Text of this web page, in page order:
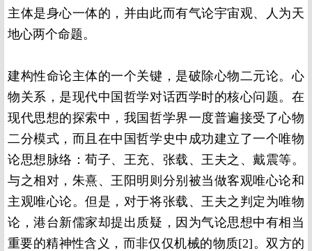
主体是身心一体的，并由此而有气论宇宙观、人为天
地心两个命题。
建构性命论主体的一个关键，是破除心物二元论。心
物关系，是现代中国哲学对话西学时的核心问题。在
现代思想的探索中，我国哲学界一度普遍接受了心物
二分模式，而且在中国哲学史中成功建立了一个唯物
论思想脉络：荀子、王充、张载、王夫之、戴震等。
与之相对，朱熹、王阳明则分别被当做客观唯心论和
主观唯心论。但是，对于将张载、王夫之判定为唯物
论，港台新儒家却提出质疑，因为气论思想中有相当
重要的精神性含义，而非仅仅机械的物质[2]。双方的